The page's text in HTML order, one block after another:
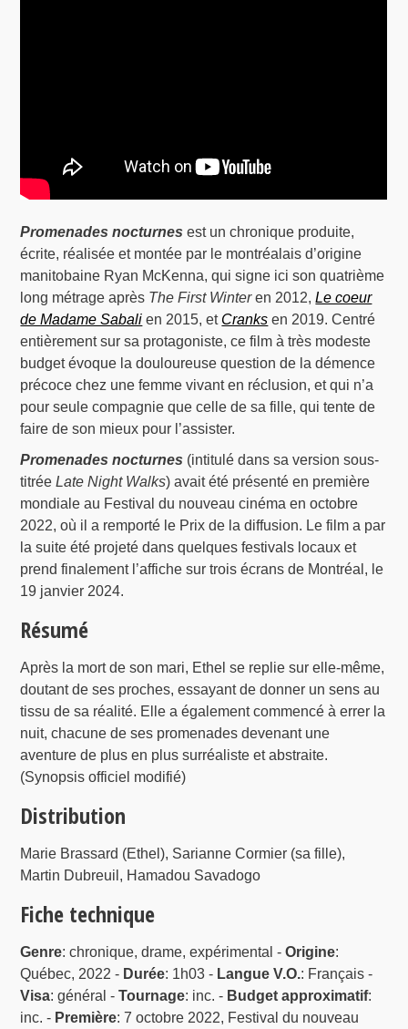
Promenades nocturnes est un chronique produite,
écrite, réalisée et montée par le montréalais d’origine
manitobaine Ryan McKenna, qui signe ici son quatrième
long métrage après The First Winteren 2012,Le coeur
de Madame Sabali en 2015, et Cranks en 2019. Centré
entièrement sur sa protagoniste, ce film à très modeste
budget évoque la douloureuse question de la démence
précoce chez une femme vivant en réclusion, et qui n’a
pour seule compagnie que celle de sa fille, qui tente de
faire de son mieux pour l’assister.
Promenades nocturnes (intitulé dans sa version sous-
titréeLate Night Walks) avait été présenté en première
mondiale au Festival du nouveau cinéma en octobre
2022, où il a remporté le Prix de la diffusion. Le film a par
la suite été projeté dans quelques festivals locaux et
prend finalement l’affiche sur trois écrans de Montréal, le
19 janvier 2024.
Résumé
Après la mort de son mari, Ethel se replie sur elle-même,
doutant de ses proches, essayant de donner un sens au
tissu de sa réalité. Elle a également commencé à errer la
nuit, chacune de ses promenades devenant une
aventure de plus en plus surréaliste et abstraite.
(Synopsis officiel modifié)
Distribution
Marie Brassard (Ethel), Sarianne Cormier (sa fille),
Martin Dubreuil, Hamadou Savadogo
Fiche technique
Genre: chronique, drame, expérimental -Origine:
Québec, 2022 - Durée: 1h03 - Langue V.O.: Français -
Visa: général -Tournage: inc. - Budget approximatif:
inc. - Première: 7 octobre 2022, Festival du nouveau